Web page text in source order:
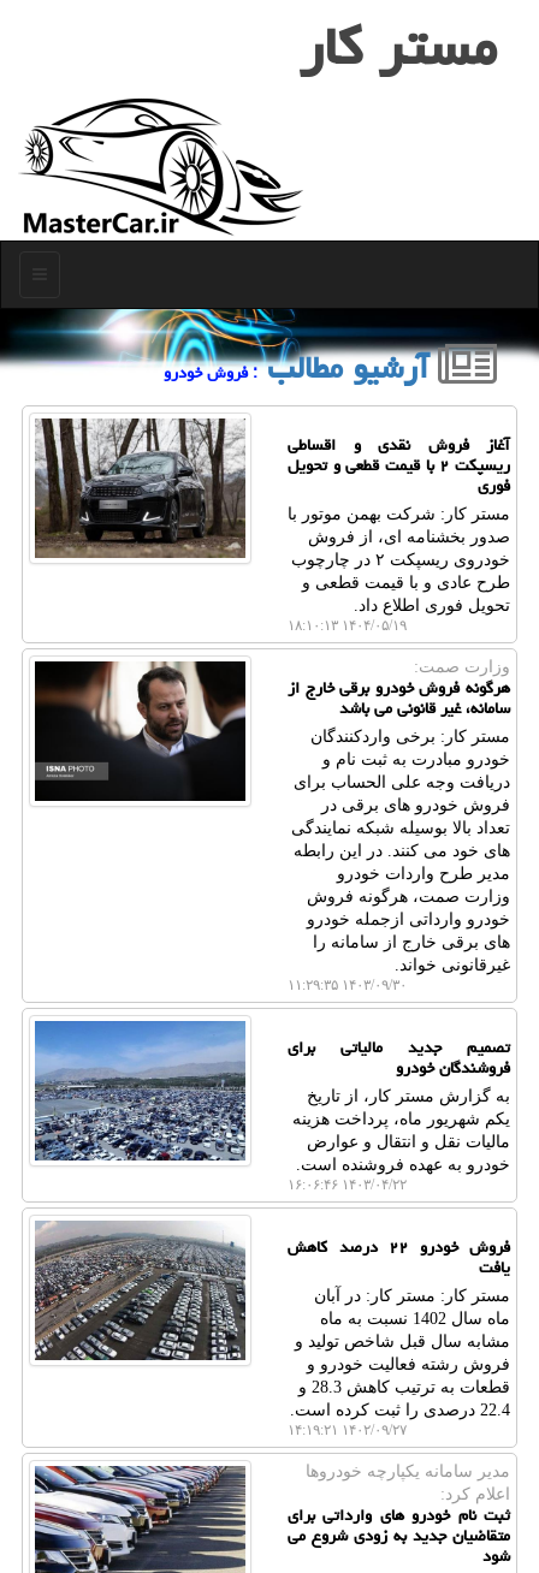
مستر كار
آرشیو مطالب : فروش خودرو
آغاز فروش نقدی و اقساطی
ریسپکت ۲ با قیمت قطعی و تحویل
فوری
مستر کار: شرکت بهمن موتور با
صدور بخشنامه ای، از فروش
خودروی ریسپکت ۲ در چارچوب
طرح عادی و با قیمت قطعی و
تحویل فوری اطلاع داد.
۱۴۰۴/۰۵/۱۹ ۱۸:۱۰:۱۳
وزارت صمت:
هرگونه فروش خودرو برقی خارج از
سامانه، غیر قانونی می باشد
مستر کار: برخی واردکنندگان
خودرو مبادرت به ثبت نام و
دریافت وجه علی الحساب برای
فروش خودرو های برقی در
تعداد بالا بوسیله شبکه نمایندگی
های خود می کنند. در این رابطه
مدیر طرح واردات خودرو
وزارت صمت، هرگونه فروش
خودرو وارداتی ازجمله خودرو
های برقی خارج از سامانه را
غیرقانونی خواند.
۱۴۰۳/۰۹/۳۰ ۱۱:۲۹:۳۵
تصمیم جدید مالیاتی برای
فروشندگان خودرو
به گزارش مستر کار، از تاریخ
یکم شهریور ماه، پرداخت هزینه
مالیات نقل و انتقال و عوارض
خودرو به عهده فروشنده است.
۱۴۰۳/۰۴/۲۲ ۱۶:۰۶:۴۶
فروش خودرو ۲۲ درصد کاهش
یافت
مستر کار: مستر کار: در آبان
ماه سال 1402 نسبت به ماه
مشابه سال قبل شاخص تولید و
فروش رشته فعالیت خودرو و
قطعات به ترتیب کاهش 28.3 و
22.4 درصدی را ثبت کرده است.
۱۴۰۲/۰۹/۲۷ ۱۴:۱۹:۲۱
مدیر سامانه یكپارچه خودروها
اعلام كرد:
ثبت نام خودرو های وارداتی برای
متقاضیان جدید به زودی شروع می
شود